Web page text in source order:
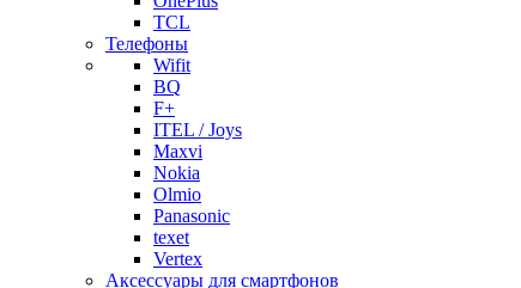
TCL
Телефоны
Wifit
BQ
F+
ITEL / Joys
Maxvi
Nokia
Olmio
Panasonic
texet
Vertex
Аксессуары для смартфонов